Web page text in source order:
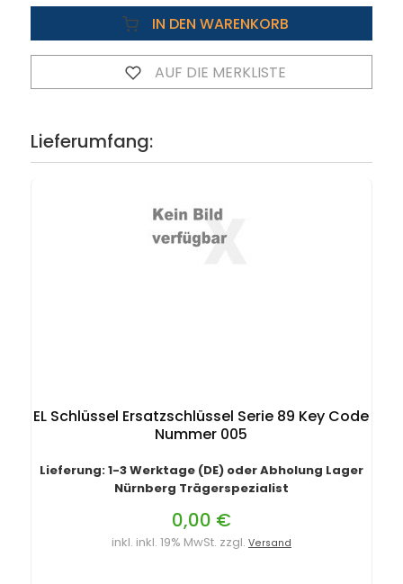
IN DEN WARENKORB
AUF DIE MERKLISTE
Lieferumfang:
EL Schlüssel Ersatzschlüssel Serie 89 Key Code
Nummer 005
Lieferung: 1-3 Werktage (DE) oder Abholung Lager
Nürnberg Trägerspezialist
0,00 €
inkl. inkl. 19% MwSt. zzgl. Versand